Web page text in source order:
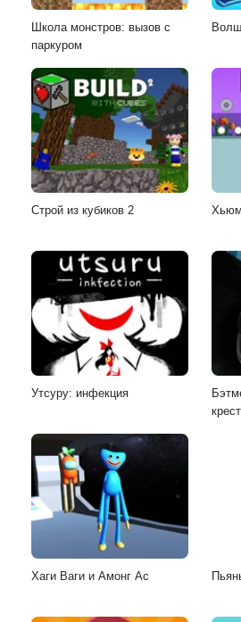
Школа монстров: вызов с
паркуром
Строй из кубиков 2
Утсуру: инфекция
Хаги Ваги и Амонг Ас